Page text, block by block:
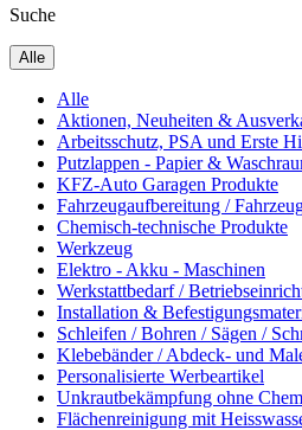
Suche
Alle
Alle
Aktionen, Neuheiten &
Arbeitsschutz, PSA und Erste
Putzlappen - Papier &
KFZ-Auto Garagen Produkte
Fahrzeugaufbereitung /
Chemisch-technische Produkte
Werkzeug
Elektro - Akku - Maschinen
Werkstattbedarf /
Installation &
Schleifen / Bohren / Sägen /
Klebebänder / Abdeck- und
Personalisierte Werbeartikel
Unkrautbekämpfung ohne
Flächenreinigung mit